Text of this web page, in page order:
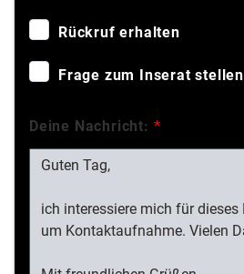
Rückruf erhalten
Frage zum Inserat stellen
Deine Nachricht: *